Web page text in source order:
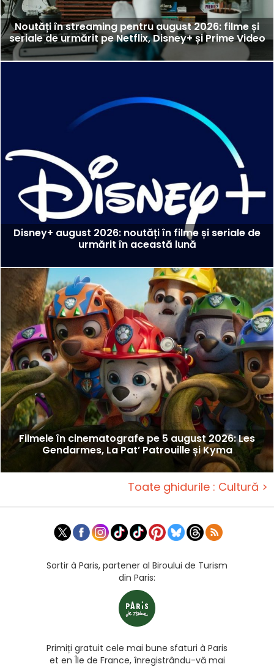
Noutăți în streaming pentru august 2026: filme și
seriale de urmărit pe Netflix, Disney+ și Prime Video
Disney+ august 2026: noutăți în filme și seriale de
urmărit în această lună
Filmele în cinematografe pe 5 august 2026: Les
Gendarmes, La Pat’ Patrouille și Kyma
Toate ghidurile : Cultură >
Sortir à Paris, partener al Biroului de Turism
din Paris:
Primiți gratuit cele mai bune sfaturi à Paris
et en Île de France, înregistrându-vă mai